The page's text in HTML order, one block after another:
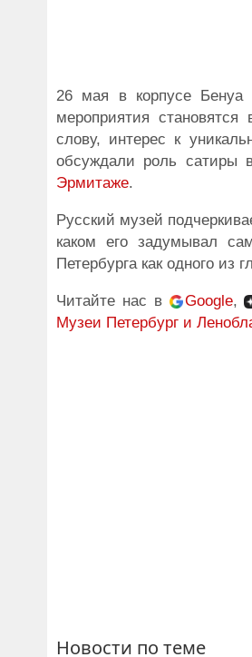
26 мая в корпусе Бенуа
мероприятия
слову, интерес к
обсуждали роль сатиры
Эрмитаже.
Русский музей
каком его задумывал
Петербурга как одного из
Читайте нас в Google,
Музеи Петербург и
Новости по теме